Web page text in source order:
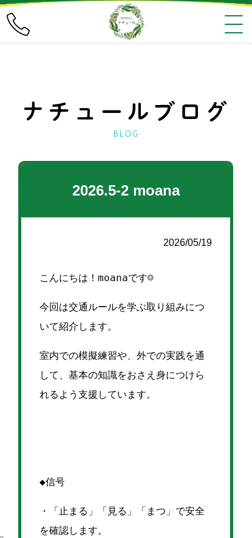
2026.5-2 moana
2026/05/19
こんにちは！moanaです☺
今回は交通ルールを学ぶ取り組みにつ
いて紹介します。
室内での模擬練習や、外での実践を通
して、基本の知識をおさえ身につけら
れるよう支援しています。
◆信号
・「止まる」「見る」「まつ」で安全
を確認します。